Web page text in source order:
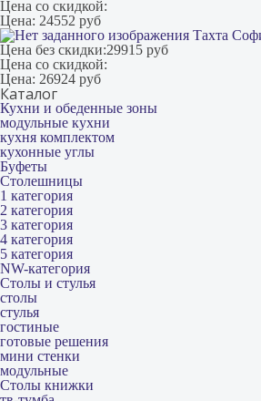
Цена со скидкой:
Цена: 24552 руб
Тахта
Цена без скидки:29915 руб
Цена со скидкой:
Цена: 26924 руб
Каталог
Кухни и обеденные зоны
модульные кухни
кухня комплектом
кухонные углы
Буфеты
Столешницы
1 категория
2 категория
3 категория
4 категория
5 категория
NW-категория
Столы и стулья
столы
стулья
гостиные
готовые решения
мини стенки
модульные
Столы книжки